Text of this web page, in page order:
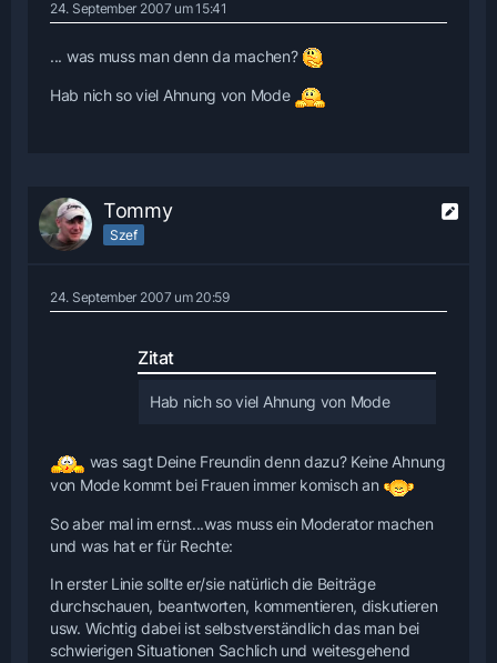
24. September 2007 um 15:41
... was muss man denn da machen?
Hab nich so viel Ahnung von Mode
Tommy
Szef
24. September 2007 um 20:59
Zitat
Hab nich so viel Ahnung von Mode
was sagt Deine Freundin denn dazu? Keine Ahnung
von Mode kommt bei Frauen immer komisch an
So aber mal im ernst...was muss ein Moderator machen
und was hat er für Rechte:
In erster Linie sollte er/sie natürlich die Beiträge
durchschauen, beantworten, kommentieren, diskutieren
usw. Wichtig dabei ist selbstverständlich das man bei
schwierigen Situationen Sachlich und weitesgehend